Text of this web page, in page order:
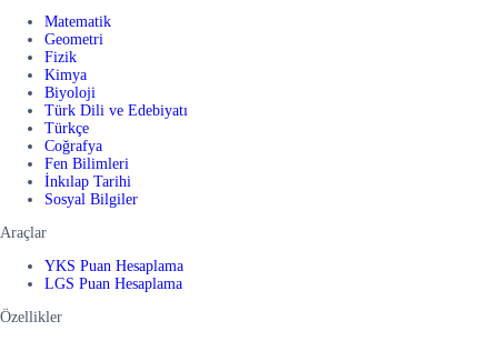
Matematik
Geometri
Fizik
Kimya
Biyoloji
Türk Dili ve Edebiyatı
Türkçe
Coğrafya
Fen Bilimleri
İnkılap Tarihi
Sosyal Bilgiler
Araçlar
YKS Puan Hesaplama
LGS Puan Hesaplama
Özellikler